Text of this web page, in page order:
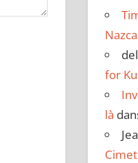
Nazca
for
là